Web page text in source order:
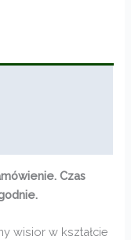
Czas
wisior w kształcie